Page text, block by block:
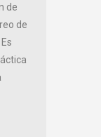
de
de